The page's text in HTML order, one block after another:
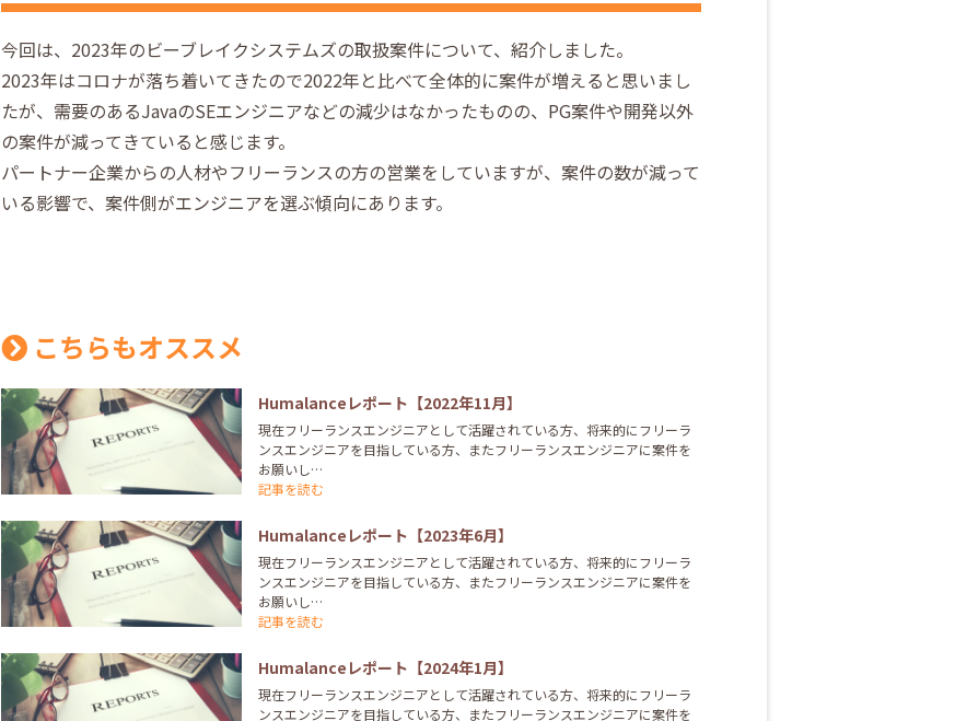
今回は、2023年のビーブレイクシステムズの取扱案件について、紹介しました。
2023年はコロナが落ち着いてきたので2022年と比べて全体的に案件が増えると思いまし
たが、需要のあるJavaのSEエンジニアなどの減少はなかったものの、PG案件や開発以外
の案件が減ってきていると感じます。
パートナー企業からの人材やフリーランスの方の営業をしていますが、案件の数が減って
いる影響で、案件側がエンジニアを選ぶ傾向にあります。
こちらもオススメ
Humalanceレポート【2022年11月】
現在フリーランスエンジニアとして活躍されている方、将来的にフリーラ
ンスエンジニアを目指している方、またフリーランスエンジニアに案件を
お願いし…
記事を読む
Humalanceレポート【2023年6月】
現在フリーランスエンジニアとして活躍されている方、将来的にフリーラ
ンスエンジニアを目指している方、またフリーランスエンジニアに案件を
お願いし…
記事を読む
Humalanceレポート【2024年1月】
現在フリーランスエンジニアとして活躍されている方、将来的にフリーラ
ンスエンジニアを目指している方、またフリーランスエンジニアに案件を